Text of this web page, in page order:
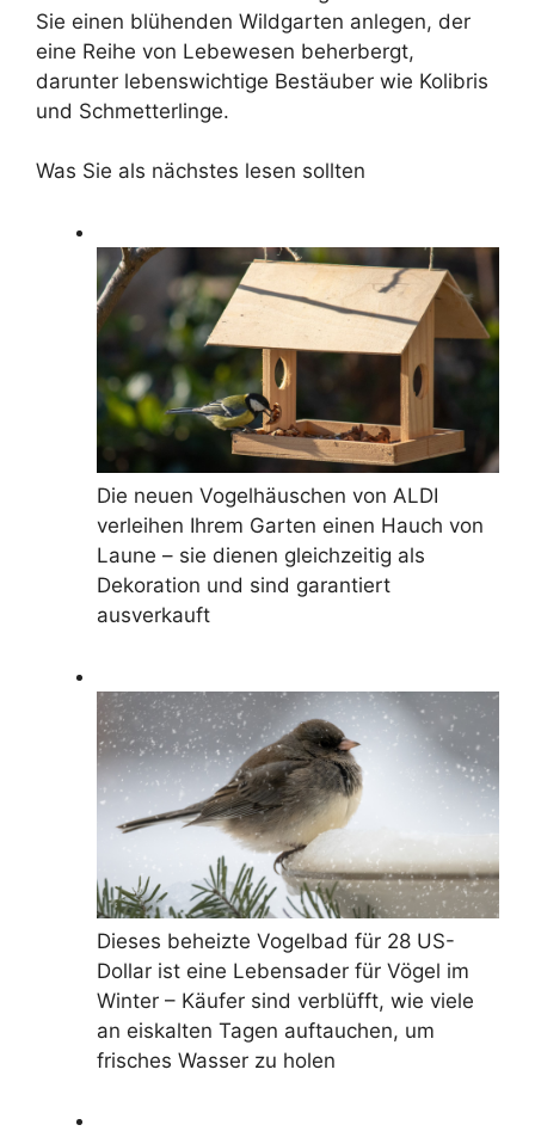
Sie einen blühenden Wildgarten anlegen, der
eine Reihe von Lebewesen beherbergt,
darunter lebenswichtige Bestäuber wie Kolibris
und Schmetterlinge.
Was Sie als nächstes lesen sollten
Die neuen Vogelhäuschen von ALDI
verleihen Ihrem Garten einen Hauch von
Laune – sie dienen gleichzeitig als
Dekoration und sind garantiert
ausverkauft
Dieses beheizte Vogelbad für 28 US-
Dollar ist eine Lebensader für Vögel im
Winter – Käufer sind verblüfft, wie viele
an eiskalten Tagen auftauchen, um
frisches Wasser zu holen